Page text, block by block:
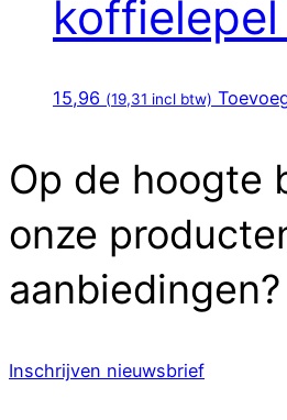
koffielepel
15,96 (19,31 incl btw)
Op de hoogte
onze
aanbiedingen?
Inschrijven nieuwsbrief